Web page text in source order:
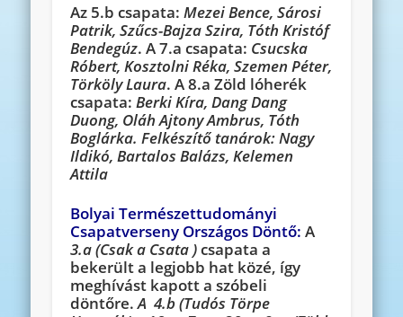
Az 5.b csapata:Mezei Bence, Sárosi
Patrik, Szűcs-Bajza Szira, Tóth Kristóf
Bendegúz. A 7.a csapata: Csucska
Róbert, Kosztolni Réka, Szemen Péter,
Törköly Laura. A 8.a Zöld lóherék
csapata:Berki Kíra, Dang Dang
Duong, Oláh Ajtony Ambrus, Tóth
Boglárka. Felkészítő tanárok: Nagy
Ildikó, Bartalos Balázs, Kelemen
Attila
Bolyai Természettudományi
Csapatverseny Országos Döntő: A
3.a (Csak a Csata )csapata a
bekerült a legjobb hat közé, így
meghívást kapott a szóbeli
döntőre.A 4.b (Tudós Törpe